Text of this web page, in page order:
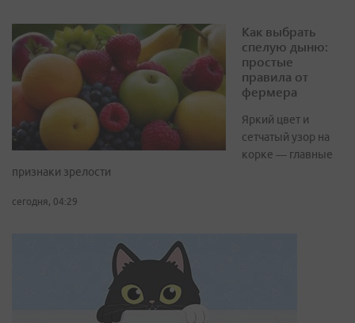
Как выбрать
спелую дыню:
простые
правила от
фермера
Яркий цвет и
сетчатый узор на
корке — главные
признаки зрелости
сегодня, 04:29